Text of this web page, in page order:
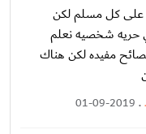
كل مسلم لكن
حريه شخصيه نعلم
مفيده لكن هناك
.
01-09-2019